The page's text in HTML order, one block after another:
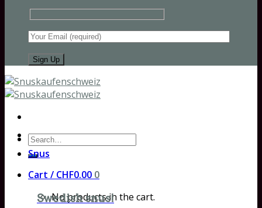
Search
for:
Cart / CHF0.00 0
No products in the cart.
Snus
Swedish snus!